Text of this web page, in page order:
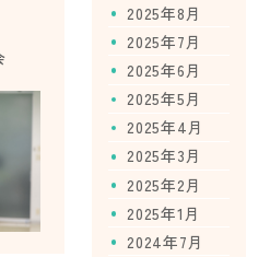
2025年8月
2025年7月
2025年6月
2025年5月
2025年4月
2025年3月
2025年2月
2025年1月
2024年7月